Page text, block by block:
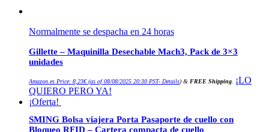
Normalmente se despacha en 24 horas
Gillette – Maquinilla Desechable Mach3, Pack de 3×3
unidades
Amazon.es Price: 8,23€(as of 08/08/2025 20:30 PST- Details) & FREE Shipping
¡LO
QUIERO PERO YA!
¡Oferta!
SMING Bolsa viajera Porta Pasaporte de cuello con
Bloqueo RFID – Cartera compacta de cuello